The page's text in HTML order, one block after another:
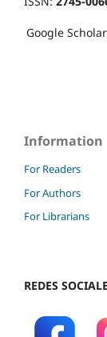
Google
Information
For Readers
For Authors
For Librarians
REDES